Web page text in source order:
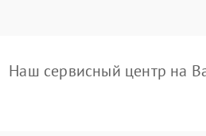
Наш сервисный центр на